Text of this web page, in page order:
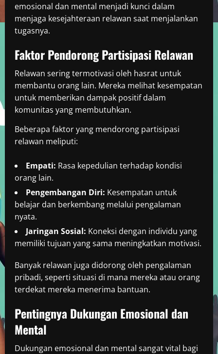
emosional dan mental menjadi kunci dalam
menjaga kesejahteraan relawan saat menjalankan
tugasnya.
Faktor Pendorong Partisipasi Relawan
Relawan sering termotivasi oleh hasrat untuk
membantu orang lain. Mereka melihat kesempatan
untuk memberikan dampak positif dalam
komunitas yang membutuhkan.
Beberapa faktor yang mendorong partisipasi
relawan meliputi:
Empati: Rasa kepedulian terhadap kondisi
orang lain.
Pengembangan Diri: Kesempatan untuk
belajar dan berkembang melalui pengalaman
nyata.
Jaringan Sosial: Koneksi dengan individu yang
memiliki tujuan yang sama meningkatkan motivasi.
Banyak relawan juga didorong oleh pengalaman
pribadi, seperti situasi di mana mereka atau orang
terdekat mereka menerima bantuan.
Pentingnya Dukungan Emosional dan
Mental
Dukungan emosional dan mental sangat vital bagi